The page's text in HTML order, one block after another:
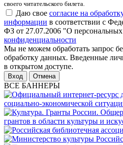
своего читательского билета.
Даю свое согласие на
информации в соответствии с
ФЗ от 27.07.2006 "О
конфиденциальности
Мы не можем обработать запрос
обработку данных. Введенные
в открытом доступе.
Отмена
ВСЕ БАННЕРЫ